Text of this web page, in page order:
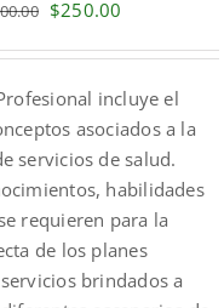
Original
$300.00.
$250.00
$250.00.
incluye el
asociados a la
servicios de salud.
habilidades
requieren para la
de los planes
brindados a